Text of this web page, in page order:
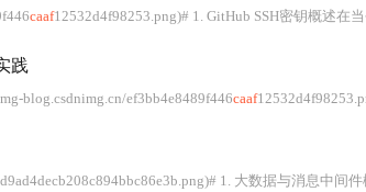
caaf12532d4f98253.png)# 1. GitHub SSH密钥概述在当今的软件开发实践中，
践
blog.csdnimg.cn/ef3bb4e8489f446caaf12532d4f98253.png)# 1. SSH漏洞概述
1. 大数据与消息中间件概念解析## 1.1 消息中间件与大数据的关系消息中间件作为分布式系统中重要的通信基础组件，在大数据时代扮演了至关重要的角色。消息中间件能够提供应用解耦、异步消息传递、流量削峰和